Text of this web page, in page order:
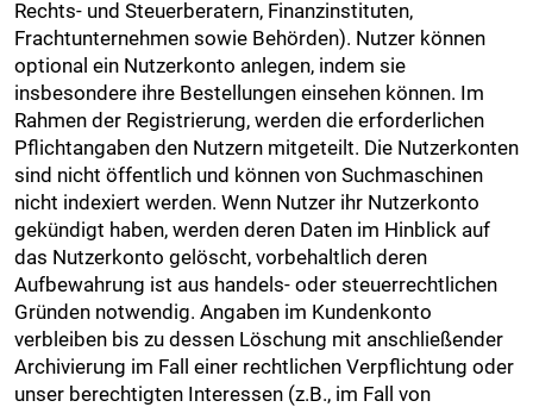
Rechts- und Steuerberatern, Finanzinstituten,
Frachtunternehmen sowie Behörden). Nutzer können
optional ein Nutzerkonto anlegen, indem sie
insbesondere ihre Bestellungen einsehen können. Im
Rahmen der Registrierung, werden die erforderlichen
Pflichtangaben den Nutzern mitgeteilt. Die Nutzerkonten
sind nicht öffentlich und können von Suchmaschinen
nicht indexiert werden. Wenn Nutzer ihr Nutzerkonto
gekündigt haben, werden deren Daten im Hinblick auf
das Nutzerkonto gelöscht, vorbehaltlich deren
Aufbewahrung ist aus handels- oder steuerrechtlichen
Gründen notwendig. Angaben im Kundenkonto
verbleiben bis zu dessen Löschung mit anschließender
Archivierung im Fall einer rechtlichen Verpflichtung oder
unser berechtigten Interessen (z.B., im Fall von